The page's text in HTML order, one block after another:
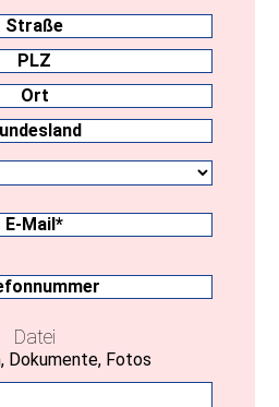
E-
Mail(erforderlich)
Telefonnummer
Datei
Dokumente, Fotos